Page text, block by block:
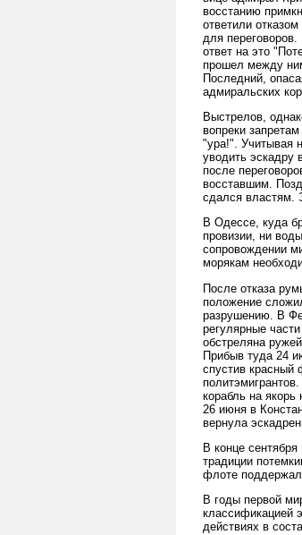
восстанию
ответили
для
ответ на это
прошел между
Последний,
адмиральских
Выстрелов,
вопреки
"ура!". Учитывая
уводить эскадру
после
восставшим.
сдался властям.
В Одессе, куда
провизии, ни
сопровождении
морякам
После отказа
положение
разрушению. В
регулярные
обстреляна
Прибыв туда 24
спустив красный
корабль на якорь
26 июня в
вернула
В конце
традиции
флоте поддержал
В годы первой
классификацией
действиях в